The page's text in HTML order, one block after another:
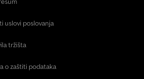
uslovi poslovanja
tržišta
o zaštiti podataka